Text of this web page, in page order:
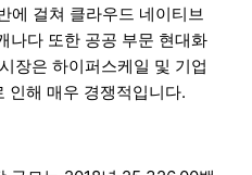
에 걸쳐 클라우드 네이티브
나다 또한 공공 부문 현대화
장은 하이퍼스케일 및 기업
인해 매우 경쟁적입니다.